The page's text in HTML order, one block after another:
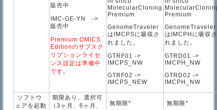
販売中
IMC-GE-YN ->
販売中
Premium OMICS
Editionのサブスク
リプションライセ
ンス設定は準備中
です。
MolecularCloning
Premium
GenomeTraveler
はIMCPSに吸収さ
れました。
GTRF01 ->
IMCPS_NW
GTRF02 ->
IMCPS_NEW
Premium
GenomeTraveler
はIMCPHに吸収
れました。
GTRD01 ->
IMCPH_NW
GTRD02 ->
IMCPH_NW
ソフトウ
ェアを起動
期限あり。選択可
（3ヶ月、6ヶ月、
無期限* 無期限*